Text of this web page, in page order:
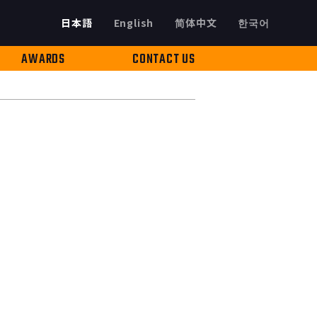
日本語 한국어
English 简体中文
AWARDS CONTACT US